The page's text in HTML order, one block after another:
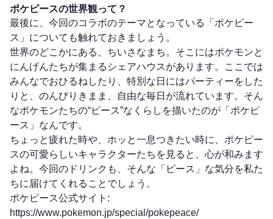
ポケピースの世界観って？
最後に、今回のコラボのテーマとなっている「ポケピー
ス」についても触れておきましょう。
世界のどこかにある、ちいさなまち。そこにはポケモンと
にんげんたちが集まるシェアハウスがあります。ここでは
みんなでおひるねしたり、特別な日にはパーティーをした
りと、のんびりきまま、自由な毎日が流れています。そん
なポケモンたちの“ピース”なくらしを描いたのが「ポケピ
ース」なんです。
ちょっと疲れた時や、ホッと一息つきたい時に、ポケピー
スの可愛らしいキャラクターたちを見ると、心が和みます
よね。今回のドリンクも、そんな「ピース」な気分を私た
ちに届けてくれることでしょう。
ポケピース公式サイト:
https://www.pokemon.jp/special/pokepeace/